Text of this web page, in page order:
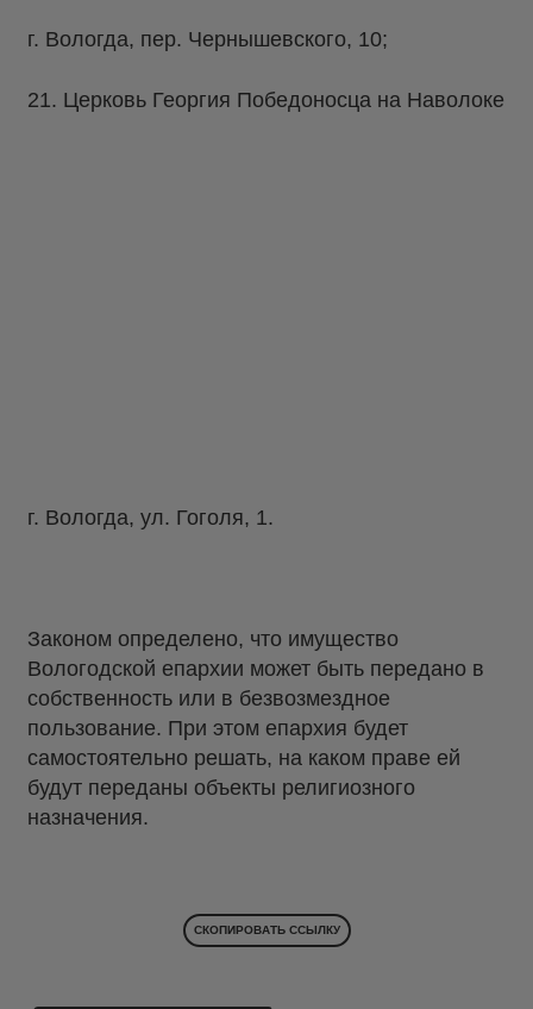
г. Вологда, пер. Чернышевского, 10;
21. Церковь Георгия Победоносца на Наволоке
г. Вологда, ул. Гоголя, 1.
Законом определено, что имущество
Вологодской епархии может быть передано в
собственность или в безвозмездное
пользование. При этом епархия будет
самостоятельно решать, на каком праве ей
будут переданы объекты религиозного
назначения.
СКОПИРОВАТЬ ССЫЛКУ